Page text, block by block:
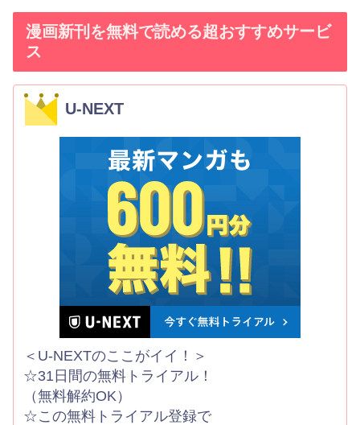
漫画新刊を無料で読める超おすすめサービ
ス
U-NEXT
＜U-NEXTのここがイイ！＞
☆31日間の無料トライアル！
（無料解約OK）
☆この無料トライアル登録で